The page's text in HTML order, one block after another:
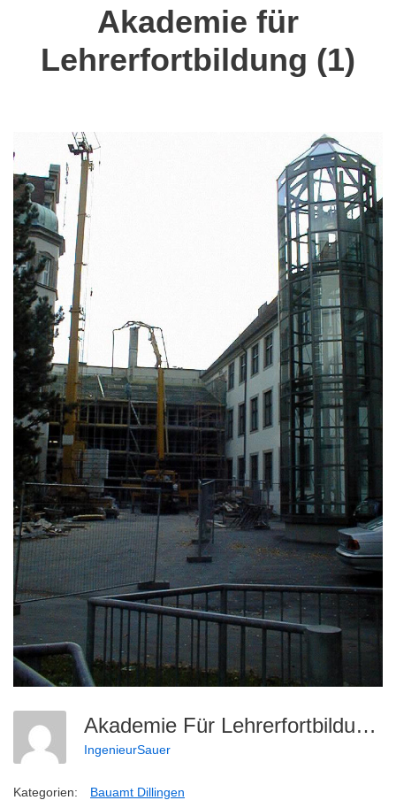
Akademie für
Lehrerfortbildung (1)
Akademie Für Lehrerfortbildung (1)
IngenieurSauer
Kategorien: Bauamt Dillingen